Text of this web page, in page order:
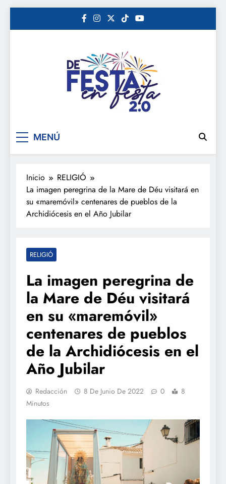
De festa en festa 2.0
MENÚ
Inicio
RELIGIÓ
La imagen peregrina de la Mare de Déu visitará en
su «maremóvil» centenares de pueblos de la
Archidiócesis en el Año Jubilar
RELIGIÓ
La imagen peregrina de
la Mare de Déu visitará
en su «maremóvil»
centenares de pueblos
de la Archidiócesis en el
Año Jubilar
Redacción 8 De Junio De 2022 0
8
Minutos